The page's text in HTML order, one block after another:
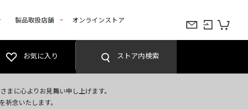
製品取扱店舗 オンラインストア
お気に入り ストア内検索
に心よりお見舞い申し上げます。
念いたします。